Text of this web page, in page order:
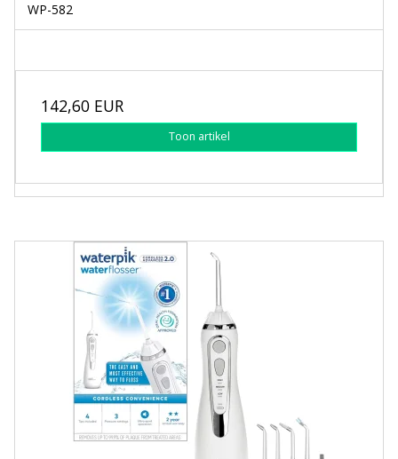
WP-582
142,60 EUR
Toon artikel